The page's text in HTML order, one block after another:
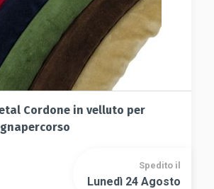
Cordone in velluto per
Spedito il
Lunedì 24 Agosto